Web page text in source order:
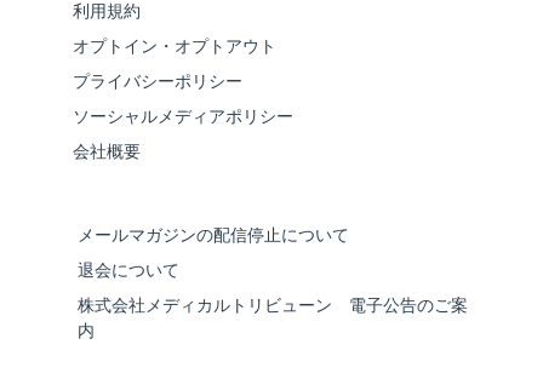
利用規約
オプトイン・オプトアウト
プライバシーポリシー
ソーシャルメディアポリシー
会社概要
メールマガジンの配信停止について
退会について
株式会社メディカルトリビューン 電子公告のご案
内